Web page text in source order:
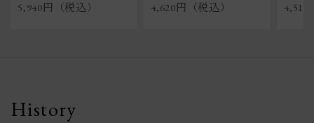
5,940円（税込） 4,620円（税込） 4,510
History